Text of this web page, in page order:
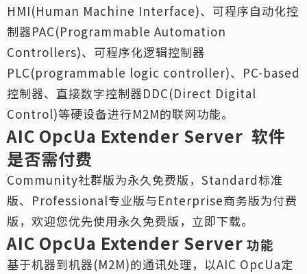
HMI(Human Machine Interface)、可程序自动化控
制器PAC(Programmable Automation
Controllers)、可程序化逻辑控制器
PLC(programmable logic controller)、PC-based
控制器、直接数字控制器DDC(Direct Digital
Control)等硬设备进行M2M的联网功能。
AIC OpcUa Extender Server 软件
是否需付费
Community社群版为永久免费版，Standard标准
版、Professional专业版与Enterprise商务版为付费
版，欢迎您优先使用永久免费版，立即下载。
AIC OpcUa Extender Server 功能
基于机器到机器(M2M)的通讯处理，以AIC OpcUa定